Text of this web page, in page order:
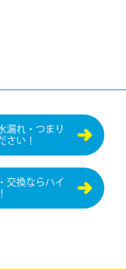
漏れ・つまり
さい！
交換ならハイ